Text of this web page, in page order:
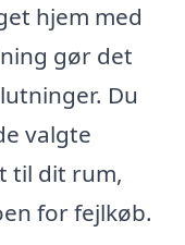
hjem med
gør det
Du
valgte
til dit rum,
for fejlkøb.